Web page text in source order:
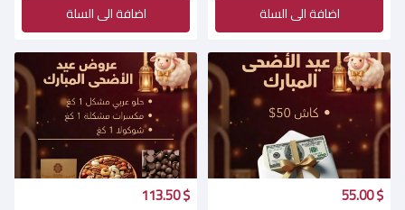
اضافة الى السلة اضافة الى السلة
$ 55.00
$ 113.50